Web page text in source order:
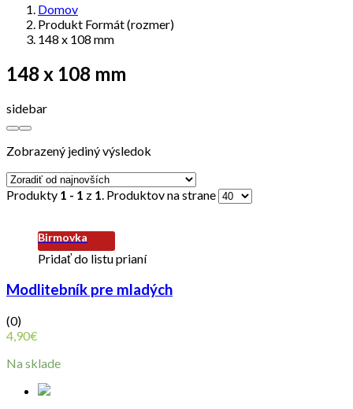
Domov
Produkt Formát (rozmer)
148 x 108 mm
148 x 108 mm
sidebar
Zobrazený jediný výsledok
Produkty 1 - 1 z 1 . Produktov na strane
Birmovka
Pridať do listu prianí
Modlitebník pre mladých
(0)
4,90€
Na sklade